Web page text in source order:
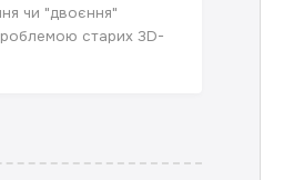
чи "двоєння"
старих 3D-